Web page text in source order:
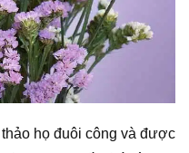
họ đuôi công và được